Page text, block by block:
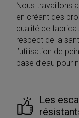
Nous travaillons
en créant des
qualité de
respect de la
l’utilisation de
base d’eau pour
Les
Nome
PHPSESSID